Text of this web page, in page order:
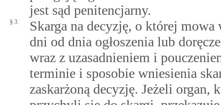
jest sąd penitencjarny.
§ 3.
Skarga na decyzję, o której
dni od dnia ogłoszenia lub
wraz z uzasadnieniem i
terminie i sposobie wniesienia
zaskarżoną decyzję. Jeżeli organ,